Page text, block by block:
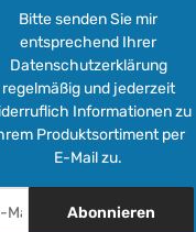
Bitte senden Sie mir
entsprechend Ihrer
Datenschutzerklärung
regelmäßig und jederzeit
Informationen zu
Produktsortiment per
E-Mail zu.
Abonnieren